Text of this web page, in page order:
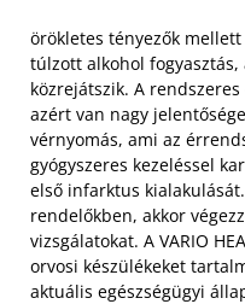
örökletes tényezők
túlzott alkohol
közrejátszik. A
azért van nagy
vérnyomás, ami az
gyógyszeres kezeléssel
első infarktus kialakulását.
rendelőkben, akkor
vizsgálatokat. A VARIO
orvosi készülékeket
aktuális egészségügyi